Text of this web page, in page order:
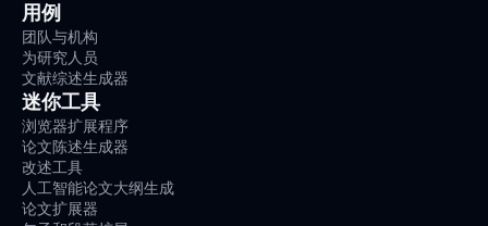
用例
团队与机构
为研究人员
文献综述生成器
迷你工具
浏览器扩展程序
论文陈述生成器
改述工具
人工智能论文大纲生成
论文扩展器